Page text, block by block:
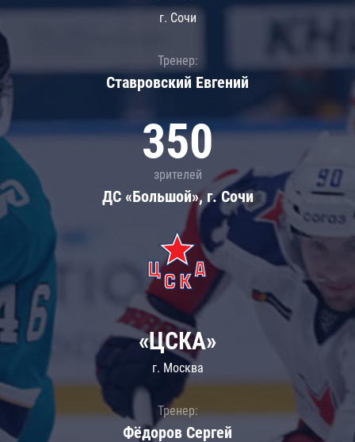
г. Сочи
Тренер:
Ставровский Евгений
350
зрителей
ДС «Большой», г. Сочи
«ЦСКА»
г. Москва
Тренер:
Фёдоров Сергей